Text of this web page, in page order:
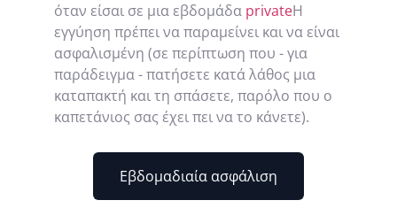
όταν είσαι σε μια εβδομάδα privateΗ
εγγύηση πρέπει να παραμείνει και να είναι
ασφαλισμένη (σε περίπτωση που - για
παράδειγμα - πατήσετε κατά λάθος μια
καταπακτή και τη σπάσετε, παρόλο που ο
καπετάνιος σας έχει πει να το κάνετε).
Εβδομαδιαία ασφάλιση